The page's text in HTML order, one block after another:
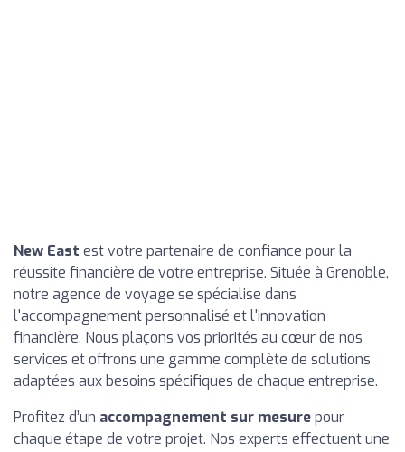
New East est votre partenaire de confiance pour la
réussite financière de votre entreprise. Située à Grenoble,
notre agence de voyage se spécialise dans
l'accompagnement personnalisé et l'innovation
financière. Nous plaçons vos priorités au cœur de nos
services et offrons une gamme complète de solutions
adaptées aux besoins spécifiques de chaque entreprise.
Profitez d’un accompagnement sur mesurepour
chaque étape de votre projet. Nos experts effectuent une